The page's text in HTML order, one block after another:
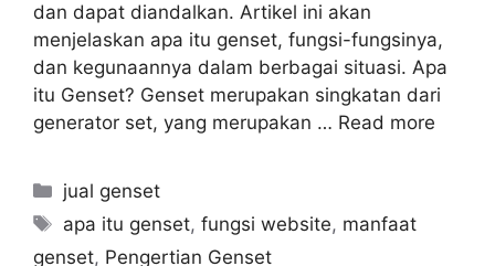
dan dapat diandalkan. Artikel ini akan
menjelaskan apa itu genset, fungsi-fungsinya,
dan kegunaannya dalam berbagai situasi. Apa
itu Genset? Genset merupakan singkatan dari
generator set, yang merupakan … Read more
jual genset
apa itu genset,fungsi website, manfaat
genset, Pengertian Genset